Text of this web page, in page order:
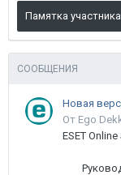
Памятка
СООБЩЕНИЯ
От Ego
ESET